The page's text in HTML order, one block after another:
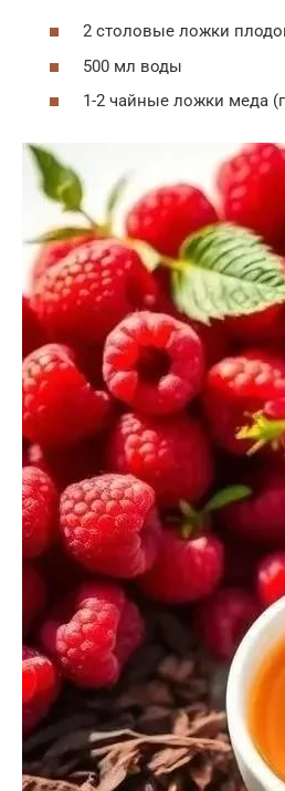
2 столовые ложки
500 мл воды
1-2 чайные ложки меда